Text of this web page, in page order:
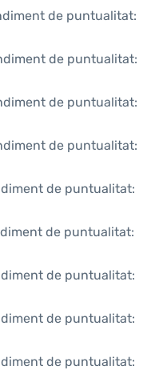
de puntualitat:
de puntualitat:
de puntualitat:
de puntualitat:
de puntualitat:
de puntualitat:
de puntualitat:
de puntualitat:
de puntualitat: